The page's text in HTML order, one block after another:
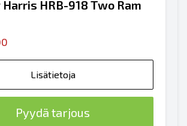
HRB-918 Two Ram
Lisätietoja
Pyydä tarjous